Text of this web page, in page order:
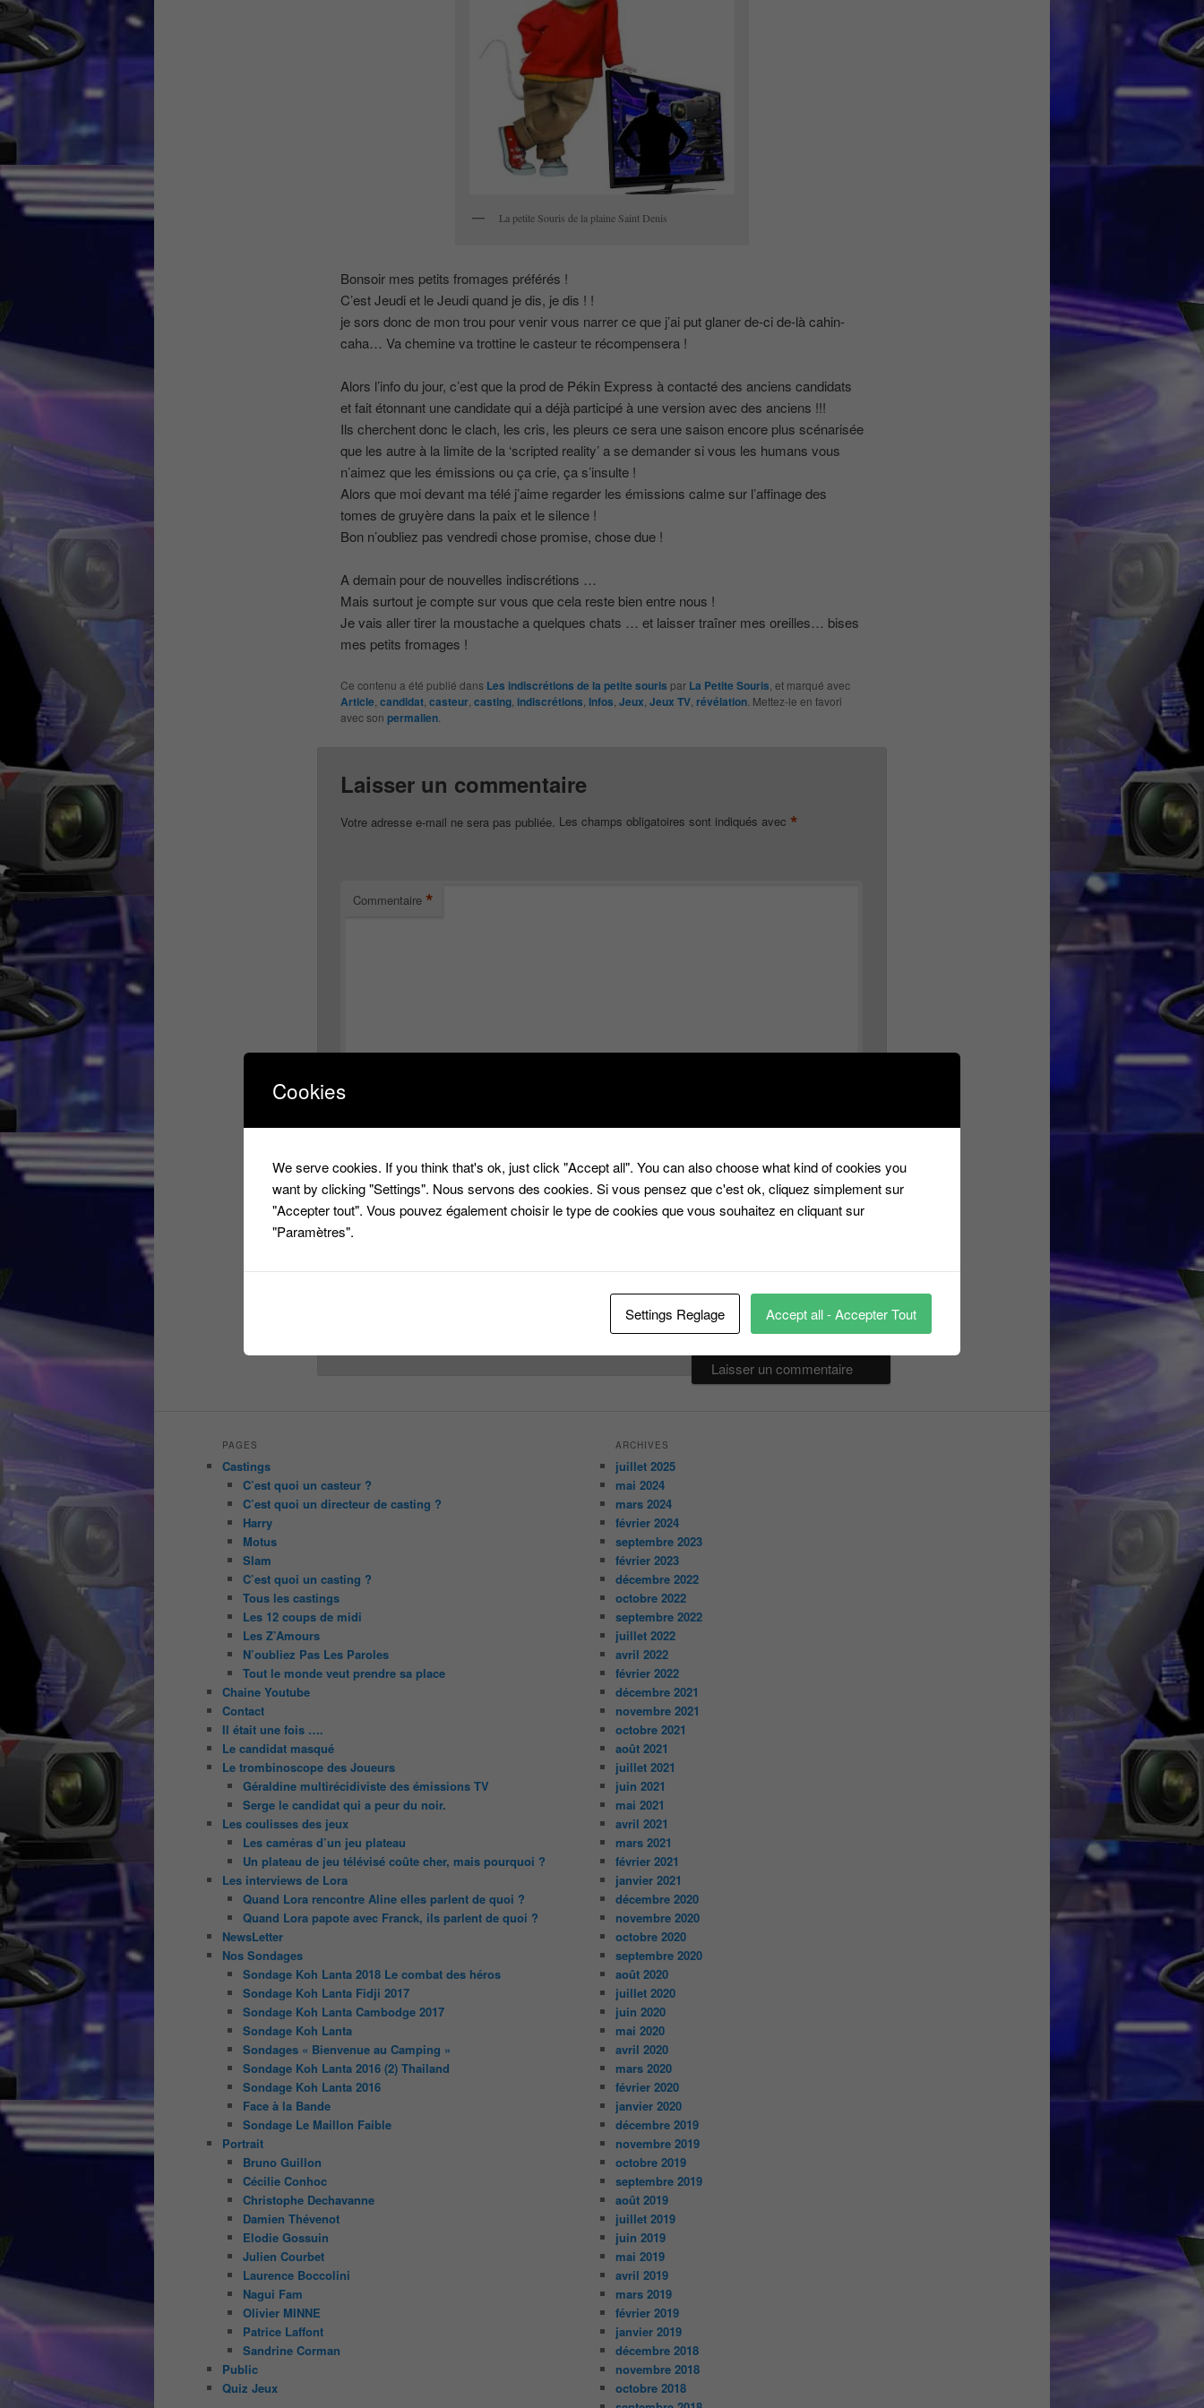
La petite Souris de la plaine Saint Denis
Bonsoir mes petits fromages préférés !
C’est Jeudi et le Jeudi quand je dis, je dis ! !
je sors donc de mon trou pour venir vous narrer ce que j’ai put glaner de-ci de-là cahin-
caha… Va chemine va trottine le casteur te récompensera !
Alors l’info du jour, c’est que la prod de Pékin Express à contacté des anciens candidats
et fait étonnant une candidate qui a déjà participé à une version avec des anciens !!!
Ils cherchent donc le clach, les cris, les pleurs ce sera une saison encore plus scénarisée
que les autre à la limite de la ‘scripted reality’ a se demander si vous les humans vous
n’aimez que les émissions ou ça crie, ça s’insulte !
Alors que moi devant ma télé j’aime regarder les émissions calme sur l’affinage des
tomes de gruyère dans la paix et le silence !
Bon n’oubliez pas vendredi chose promise, chose due !
A demain pour de nouvelles indiscrétions …
Mais surtout je compte sur vous que cela reste bien entre nous !
Je vais aller tirer la moustache a quelques chats … et laisser traîner mes oreilles… bises
mes petits fromages !
Ce contenu a été publié dans Les indiscrétions de la petite souris par La Petite Souris , et marqué avec
Article candidat, casteur, casting, indiscrétions Infos Jeux Jeux TV, révélation. Mettez-le en favori
avec son permalien.
Laisser un commentaire
Votre adresse e-mail ne sera pas publiée. Les champs obligatoires sont indiqués avec *
Commentaire *
PAGES
Castings
C’est quoi un casteur ?
C’est quoi un directeur de casting ?
Harry
Motus
Slam
C’est quoi un casting ?
Tous les castings
Les 12 coups de midi
Les Z’Amours
N’oubliez Pas Les Paroles
Tout le monde veut prendre sa place
Chaine Youtube
Contact
Il était une fois ….
Le candidat masqué
Le trombinoscope des Joueurs
Géraldine multirécidiviste des émissions TV
Serge le candidat qui a peur du noir.
Les coulisses des jeux
Les caméras d’un jeu plateau
Un plateau de jeu télévisé coûte cher, mais pourquoi ?
Les interviews de Lora
Quand Lora rencontre Aline elles parlent de quoi ?
Quand Lora papote avec Franck, ils parlent de quoi ?
NewsLetter
Nos Sondages
Sondage Koh Lanta 2018 Le combat des héros
Sondage Koh Lanta Fidji 2017
Sondage Koh Lanta Cambodge 2017
Sondage Koh Lanta
Sondages « Bienvenue au Camping »
Sondage Koh Lanta 2016 (2) Thailand
Sondage Koh Lanta 2016
Face à la Bande
Sondage Le Maillon Faible
Portrait
Bruno Guillon
Cécilie Conhoc
Christophe Dechavanne
Damien Thévenot
Elodie Gossuin
Julien Courbet
Laurence Boccolini
Nagui Fam
Olivier MINNE
Patrice Laffont
Sandrine Corman
Public
Quiz Jeux
ARCHIVES
juillet 2025
mai 2024
mars 2024
février 2024
septembre 2023
février 2023
décembre 2022
octobre 2022
septembre 2022
juillet 2022
avril 2022
février 2022
décembre 2021
novembre 2021
octobre 2021
août 2021
juillet 2021
juin 2021
mai 2021
avril 2021
mars 2021
février 2021
janvier 2021
décembre 2020
novembre 2020
octobre 2020
septembre 2020
août 2020
juillet 2020
juin 2020
mai 2020
avril 2020
mars 2020
février 2020
janvier 2020
décembre 2019
novembre 2019
octobre 2019
septembre 2019
août 2019
juillet 2019
juin 2019
mai 2019
avril 2019
mars 2019
février 2019
janvier 2019
décembre 2018
novembre 2018
octobre 2018
Cookies
We serve cookies. If you think that's ok, just click "Accept all". You can also choose what kind of cookies you
want by clicking "Settings". Nous servons des cookies. Si vous pensez que c'est ok, cliquez simplement sur
"Accepter tout". Vous pouvez également choisir le type de cookies que vous souhaitez en cliquant sur
"Paramètres".
Settings Reglage Accept all - Accepter Tout